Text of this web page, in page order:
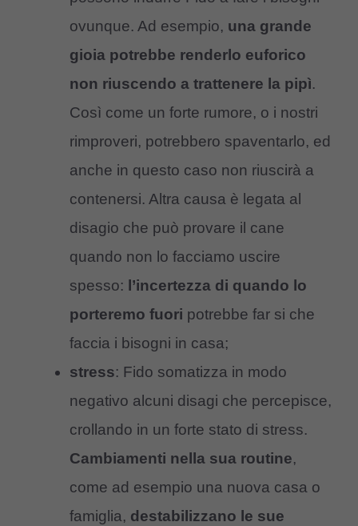
ovunque. Ad esempio, una grande
gioia potrebbe renderlo euforico
non riuscendo a trattenere la pipì.
Così come un forte rumore, o i nostri
rimproveri, potrebbero spaventarlo, ed
anche in questo caso non riuscirà a
contenersi. Altra causa è legata al
disagio che può provare il cane
quando non lo facciamo uscire
spesso: l’incertezza di quando lo
porteremo fuori potrebbe far si che
faccia i bisogni in casa;
stress: Fido somatizza in modo
negativo alcuni disagi che percepisce,
crollando in un forte stato di stress.
Cambiamenti nella sua routine,
come ad esempio una nuova casa o
famiglia, destabilizzano le sue